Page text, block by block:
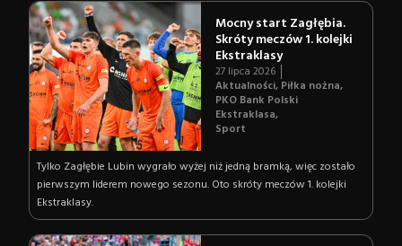
Mocny start Zagłębia.
Skróty meczów 1. kolejki
Ekstraklasy
27 lipca 2026
Aktualności, Piłka nożna,
PKO Bank Polski
Ekstraklasa,
Sport
Tylko Zagłębie Lubin wygrało wyżej niż jedną bramką, więc zostało
pierwszym liderem nowego sezonu. Oto skróty meczów 1. kolejki
Ekstraklasy.